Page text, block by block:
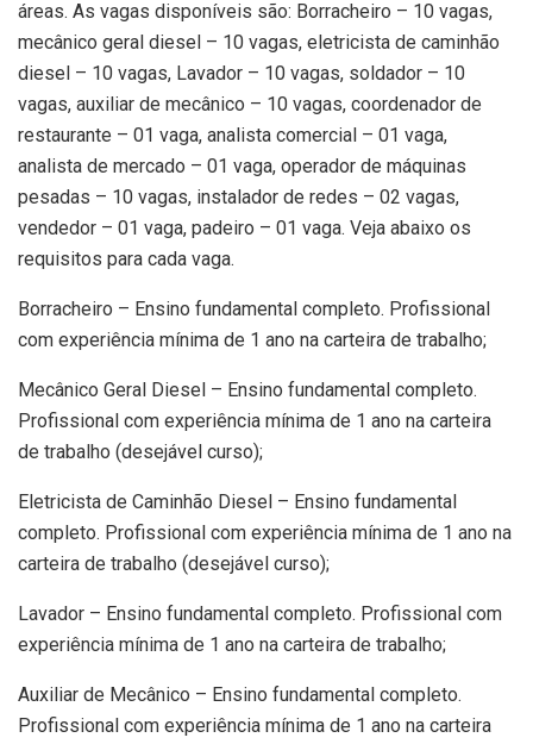
áreas. As vagas disponíveis são: Borracheiro – 10 vagas,
mecânico geral diesel – 10 vagas, eletricista de caminhão
diesel – 10 vagas, Lavador – 10 vagas, soldador – 10
vagas, auxiliar de mecânico – 10 vagas, coordenador de
restaurante – 01 vaga, analista comercial – 01 vaga,
analista de mercado – 01 vaga, operador de máquinas
pesadas – 10 vagas, instalador de redes – 02 vagas,
vendedor – 01 vaga, padeiro – 01 vaga. Veja abaixo os
requisitos para cada vaga.
Borracheiro – Ensino fundamental completo. Profissional
com experiência mínima de 1 ano na carteira de trabalho;
Mecânico Geral Diesel – Ensino fundamental completo.
Profissional com experiência mínima de 1 ano na carteira
de trabalho (desejável curso);
Eletricista de Caminhão Diesel – Ensino fundamental
completo. Profissional com experiência mínima de 1 ano na
carteira de trabalho (desejável curso);
Lavador – Ensino fundamental completo. Profissional com
experiência mínima de 1 ano na carteira de trabalho;
Auxiliar de Mecânico – Ensino fundamental completo.
Profissional com experiência mínima de 1 ano na carteira